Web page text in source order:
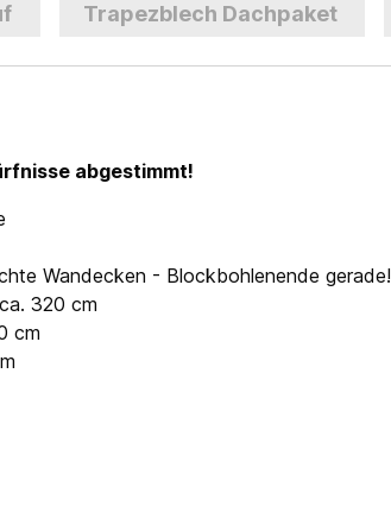
Trapezblech Dachpaket
abgestimmt!
Wandecken - Blockbohlenende gerade!
320 cm
cm